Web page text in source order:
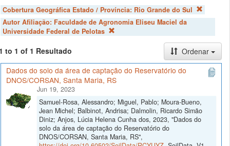
Cobertura Geográfica Estado / Província: Rio Grande do Sul
Autor Afiliação: Faculdade de Agronomia Eliseu Maciel da
Universidade Federal de Pelotas
to 1 of 1 Resultado
Ordenar
Dados do solo da área de captação do Reservatório do
DNOS/CORSAN, Santa Maria, RS
Jun 19, 2023
Samuel-Rosa, Alessandro; Miguel, Pablo; Moura-Bueno,
Jean Michel; Balbinot, Andrisa; Dalmolin, Ricardo Simão
Diniz; Anjos, Lúcia Helena Cunha dos, 2023, "Dados do
solo da área de captação do Reservatório do
DNOS/CORSAN, Santa Maria, RS",